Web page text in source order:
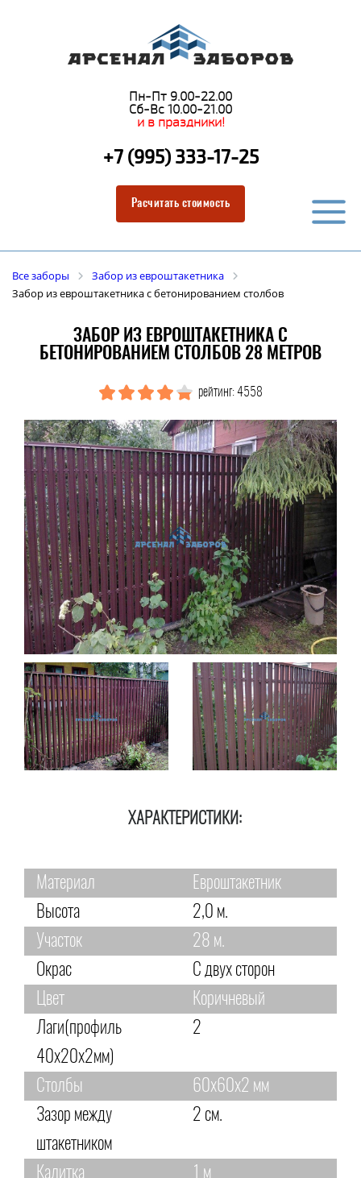
Пн-Пт 9.00-22.00
Сб-Вс 10.00-21.00
и в праздники!
+7 (995) 333-17-25
Расчитать стоимость
Все заборы
Забор из евроштакетника
Забор из евроштакетника с бетонированием столбов
ЗАБОР ИЗ ЕВРОШТАКЕТНИКА С
БЕТОНИРОВАНИЕМ СТОЛБОВ 28 МЕТРОВ
рейтинг: 4558
ХАРАКТЕРИСТИКИ:
Материал
Евроштакетник
Высота
2,0 м.
Участок
28 м.
Окрас
С двух сторон
Цвет
Коричневый
Лаги(профиль
40х20х2мм)
2
Столбы
60х60х2 мм
Зазор между
штакетником
2 см.
Калитка
1 м